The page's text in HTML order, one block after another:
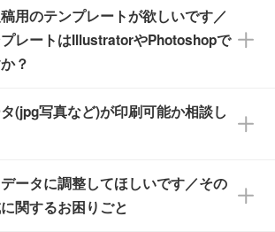
く営業日換算です。
追加日数がかかります。
がなくても安心です。
タ作成サービス
ば、弊社にて無料でデザインデー
たします。
、CLIP STUDIOなどのデ
でこだわりのデザインを作成した
データ入稿
ォームにアップロードしてご入稿
験豊富なスタッフがデータに不備
ックし、お客様と確認してから印
で、ご安心ください。
用のテンプレートが欲しいです／
レートはIllustratorやPhotoshopで
？
稿用テンプレートのご用意があり
ページの『印刷方法・テンプレー
プレートはPDF形式ですが、
で開いてご利用いただけ
(jpg写真など)が印刷可能か相談し
データ・解像度かどうか、担当ス
確認いたします。
ータに調整してほしいです／その
関するお困りごと